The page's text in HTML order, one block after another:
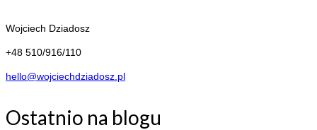
Wojciech Dziadosz
+48 510/916/110
hello@wojciechdziadosz.pl
Ostatnio na blogu